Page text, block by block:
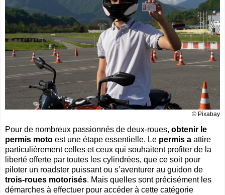
les bonnes adresses de
L'ANNUAIRE MOTO & SCOOTER
Cliquer sur la 1ere lettre du nom de votre ville pour voir notre
SÉLECTION d'adresses :
A (188) B (314) C(380) D(83) E(80) F (94) G(119)
H(52) I(31) J K(5) L(458) M N(76)
O(47) P Q (128) S(571) T
V W(22) X Y (13)
Toutes les infos sur les marques deMOTO & SCOOTERpar pays
Ou trouver un garageMOTOS ou SCOOTERS , un magasin prés
de chez vous ?
Retrouvez toutes les informations pratiques pour lesMOTARDS
Envie de se mesurer aux autre ? toutes les infos sur la
compétition moto
© Pixabay
Pour de nombreux passionnés de deux-roues, obtenir le
permis moto est une étape essentielle. Le permis a attire
particulièrement celles et ceux qui souhaitent profiter de la
liberté offerte par toutes les cylindrées, que ce soit pour
piloter un roadster puissant ou s’aventurer au guidon de
trois-roues motorisés. Mais quelles sont précisément les
démarches à effectuer pour accéder à cette catégorie